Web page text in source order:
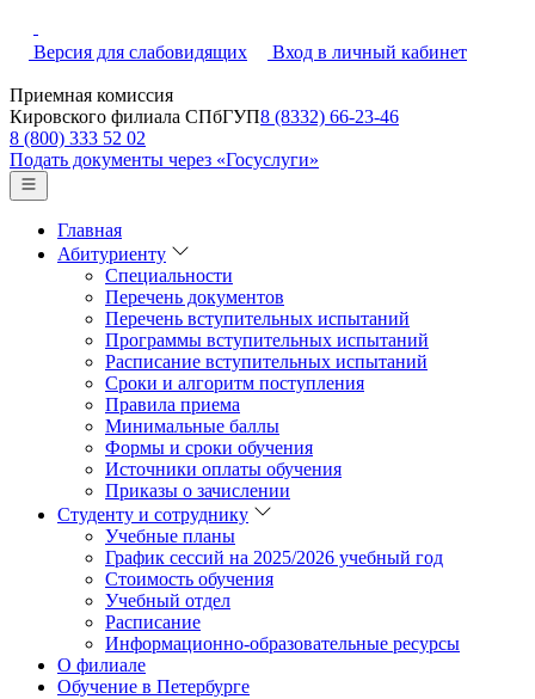
Версия для слабовидящих Вход в личный кабинет
Приемная комиссия
Кировского филиала СПбГУП8 (8332) 66-23-46
8 (800) 333 52 02
Подать документы через «Госуслуги»
Главная
Абитуриенту
Специальности
Перечень документов
Перечень вступительных испытаний
Программы вступительных испытаний
Расписание вступительных испытаний
Сроки и алгоритм поступления
Правила приема
Минимальные баллы
Формы и сроки обучения
Источники оплаты обучения
Приказы о зачислении
Студенту и сотруднику
Учебные планы
График сессий на 2025/2026 учебный год
Стоимость обучения
Учебный отдел
Расписание
Информационно-образовательные ресурсы
О филиале
Обучение в Петербурге